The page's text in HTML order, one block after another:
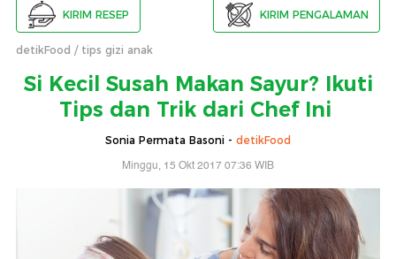
KIRIM RESEP KIRIM PENGALAMAN
detikFood tips gizi anak
Si Kecil Susah Makan Sayur? Ikuti
Tips dan Trik dari Chef Ini
Sonia Permata Basoni - detikFood
Minggu, 15 Okt 2017 07:36 WIB